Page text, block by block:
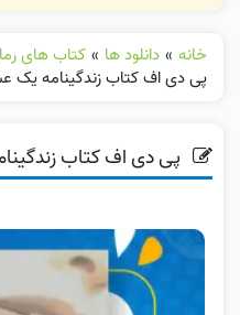
خانه » دانلود ها » کتاب های
پی دی اف کتاب زندگینامه یک
پی دی اف کتاب